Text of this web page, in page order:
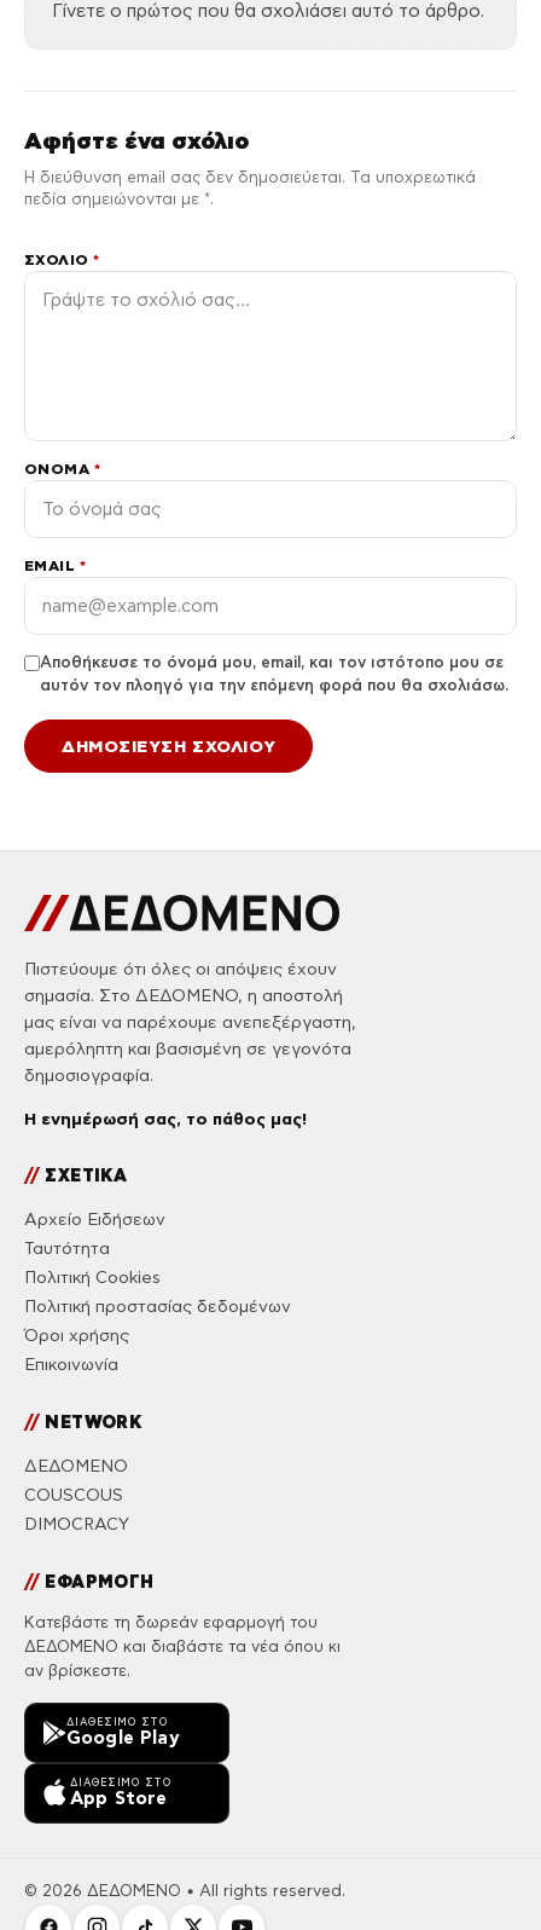
Γίνετε ο πρώτος που θα σχολιάσει αυτό το άρθρο.
Αφήστε ένα σχόλιο
Η διεύθυνση email σας δεν δημοσιεύεται. Τα υποχρεωτικά
πεδία σημειώνονται με *.
ΣΧΌΛΙΟ*
ΌΝΟΜΑ *
EMAIL *
Αποθήκευσε το όνομά μου, email, και τον ιστότοπο μου σε
αυτόν τον πλοηγό για την επόμενη φορά που θα σχολιάσω.
Πιστεύουμε ότι όλες οι απόψεις έχουν
σημασία. Στο ΔΕΔΟΜΕΝΟ, η αποστολή
μας είναι να παρέχουμε ανεπεξέργαστη,
αμερόληπτη και βασισμένη σε γεγονότα
δημοσιογραφία.
Η ενημέρωσή σας, το πάθος μας!
//ΣΧΕΤΙΚΑ
Αρχείο Ειδήσεων
Ταυτότητα
Πολιτική Cookies
Πολιτική προστασίας δεδομένων
Όροι χρήσης
Επικοινωνία
//NETWORK
ΔΕΔΟΜΕΝΟ
COUSCOUS
DIMOCRACY
//ΕΦΑΡΜΟΓΗ
Κατεβάστε τη δωρεάν εφαρμογή του
ΔΕΔΟΜΕΝΟ και διαβάστε τα νέα όπου κι
αν βρίσκεστε.
ΔΙΑΘΈΣΙΜΟ ΣΤΟ
Google Play
ΔΙΑΘΈΣΙΜΟ ΣΤΟ
App Store
© 2026 ΔΕΔΟΜΕΝΟ • All rights reserved.